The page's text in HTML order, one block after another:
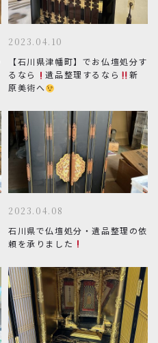
2023.04.10
【石川県津幡町】でお仏壇処分す
るなら
遺品整理するなら
新
原美術へ
2023.04.08
石川県で仏壇処分・遺品整理の依
頼を承りました